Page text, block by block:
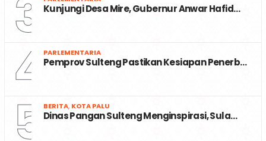
3 Kunjungi Desa Mire, Gubernur Anwar Hafid…
4 PARLEMENTARIA
Pemprov Sulteng Pastikan Kesiapan Penerb…
5 BERITA, KOTA PALU
Dinas Pangan Sulteng Menginspirasi, Sula…